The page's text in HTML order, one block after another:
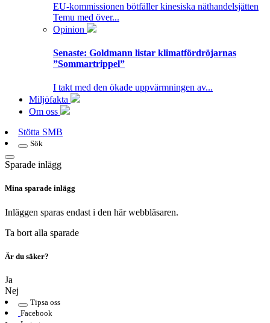
EU-kommissionen bötfäller kinesiska näthandelsjätten
Temu med över...
Opinion
Senaste: Goldmann listar klimatfördröjarnas
”Sommartrippel”
I takt med den ökade uppvärmningen av...
Miljöfakta
Om oss
Stötta SMB
Sök
Sparade inlägg
Mina sparade inlägg
Inläggen sparas endast i den här webbläsaren.
Ta bort alla sparade
Är du säker?
Ja
Nej
Tipsa oss
Facebook